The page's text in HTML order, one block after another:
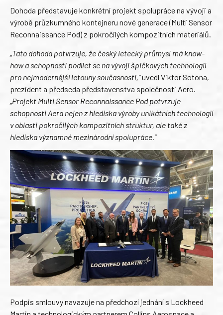
Dohoda představuje konkrétní projekt spolupráce na vývoji a
výrobě průzkumného kontejneru nové generace (Multi Sensor
Reconnaissance Pod) z pokročilých kompozitních materiálů.
„Tato dohoda potvrzuje, že český letecký průmysl má know-
how a schopnosti podílet se na vývoji špičkových technologií
pro nejmodernější letouny současnosti,“uvedl Viktor Sotona,
prezident a předseda představenstva společnosti Aero.
„Projekt Multi Sensor Reconnaissance Pod potvrzuje
schopnosti Aera nejen z hlediska výroby unikátních technologií
v oblasti pokročilých kompozitních struktur, ale také z
hlediska významné mezinárodní spolupráce.“
Podpis smlouvy navazuje na předchozí jednání s Lockheed